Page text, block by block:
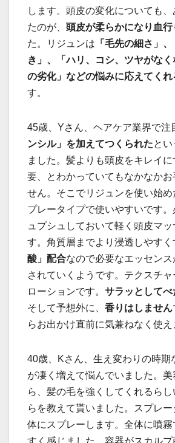
します。頭皮の変化についても
たのが、 頭皮が柔らかになり血行
た。リジュンは 「毛先の細さ」
き」、「ハリ、コシ、ツヤがな
の劣化」などの悩みに応えてくれ
す。
45歳、Yさん、ヘアケア業界で注
ンシル」を加えてつくられたと
ました。髪よりも頭皮をキレイ
要、とわかっていてもなかなかお
せん。そこでリジュンを使い始め
プレータイプで使いやすいです
ュプシュしておいて軽く頭皮マッ
す。角質層までより浸透しやすく
酸」配合なので必要なエッセン
されていくようです。テクスチ
ローションです。 サラッとしてべ
そして予想外に、 香りはしません
らお出かけ直前に気兼ねなく使え
40歳、Kさん、生え変わりの時期
が凄く増えて悩んでいました。
ら、髪の毛を強くしてくれるら
らを教えて貰いました。スプレ
体にスプレーします。全体に噴
すく感じました。容器がスカル